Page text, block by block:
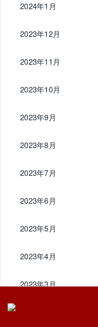
2024年1月
2023年12月
2023年11月
2023年10月
2023年9月
2023年8月
2023年7月
2023年6月
2023年5月
2023年4月
2023年3月